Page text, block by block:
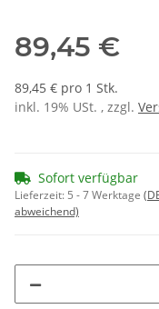
89,45 €
89,45 € pro 1 Stk.
inkl. 19% USt. , zzgl.
Sofort verfügbar
Lieferzeit: 5 - 7 Werktage
abweichend)